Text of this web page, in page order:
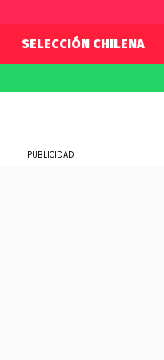
SELECCIÓN CHILENA
PUBLICIDAD